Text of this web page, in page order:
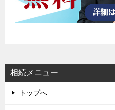
相続メニュー
トップへ